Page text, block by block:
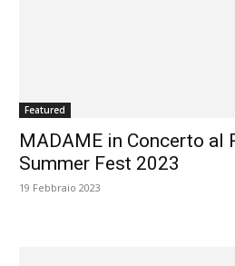
Featured
MADAME in Concerto al
Summer Fest 2023
19 Febbraio 2023